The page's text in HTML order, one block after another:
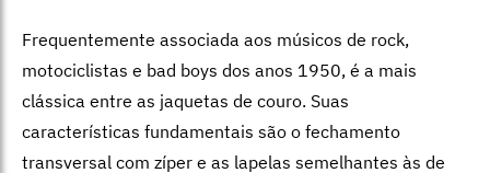
Frequentemente associada aos músicos de rock,
motociclistas e bad boys dos anos 1950, é a mais
clássica entre as jaquetas de couro. Suas
características fundamentais são o fechamento
transversal com zíper e as lapelas semelhantes às de